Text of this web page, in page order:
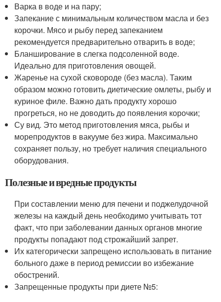
Варка в воде и на пару;
Запекание с минимальным количеством масла и без
корочки. Мясо и рыбу перед запеканием
рекомендуется предварительно отварить в воде;
Бланширование в слегка подсоленной воде.
Идеально для приготовления овощей.
Жаренье на сухой сковороде (без масла). Таким
образом можно готовить диетические омлеты, рыбу и
куриное филе. Важно дать продукту хорошо
прогреться, но не доводить до появления корочки;
Су вид. Это метод приготовления мяса, рыбы и
морепродуктов в вакууме без жира. Максимально
сохраняет пользу, но требует наличия специального
оборудования.
Полезные и вредные продукты
При составлении меню для печени и поджелудочной
железы на каждый день необходимо учитывать тот
факт, что при заболевании данных органов многие
продукты попадают под строжайший запрет.
Их категорически запрещено использовать в питание
больного даже в период ремиссии во избежание
обострений.
Запрещенные продукты при диете №5: